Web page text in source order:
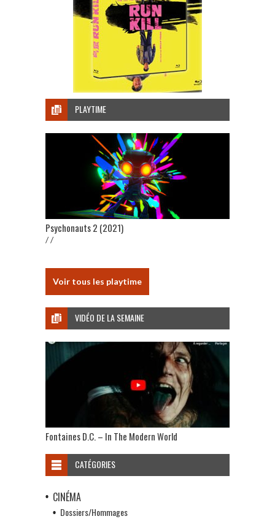
PLAYTIME
Psychonauts 2 (2021)
/ /
Voir tous les playtime
VIDÉO DE LA SEMAINE
Fontaines D.C. – In The Modern World
CATÉGORIES
CINÉMA
Dossiers/Hommages